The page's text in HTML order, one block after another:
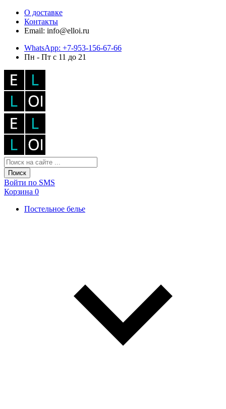
О доставке
Контакты
Email: info@elloi.ru
WhatsApp: +7-953-156-67-66
Пн - Пт с 11 до 21
Поиск
Войти по SMS
Корзина 0
Постельное белье